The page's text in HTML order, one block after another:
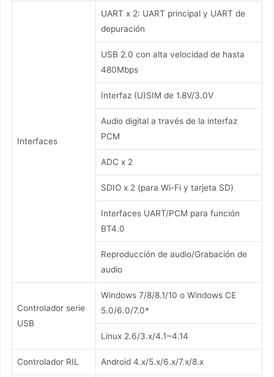
Interfaces
UART x 2: UART principal y UART de
depuración
USB 2.0 con alta velocidad de hasta
480Mbps
Interfaz (U)SIM de 1.8V/3.0V
Audio digital a través de la interfaz
PCM
ADC x 2
SDIO x 2 (para Wi-Fi y tarjeta SD)
Interfaces UART/PCM para función
BT4.0
Reproducción de audio/Grabación de
audio
Controlador serie
USB
Windows 7/8/8.1/10 o Windows CE
5.0/6.0/7.0*
Linux 2.6/3.x/4.1~4.14
Controlador RIL Android 4.x/5.x/6.x/7.x/8.x